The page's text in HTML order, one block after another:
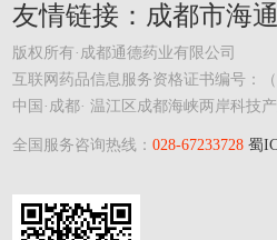
友情链接：成都市海
版权所有·成都通德药业有限公司
互联网药品信息服务资格证书编号：
中国·成都· 温江区成都海峡两岸科技
全国服务咨询热线：028-67233728 蜀